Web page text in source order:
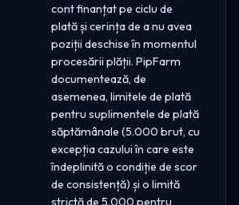
cont finanțat pe ciclu de
plată și cerința de a nu avea
poziții deschise în momentul
procesării plății. PipFarm
documentează, de
asemenea, limitele de plată
pentru suplimentele de plată
săptămânale (5.000 brut, cu
excepția cazului în care este
îndeplinită o condiție de scor
de consistență) și o limită
strictă de 5.000 pentru